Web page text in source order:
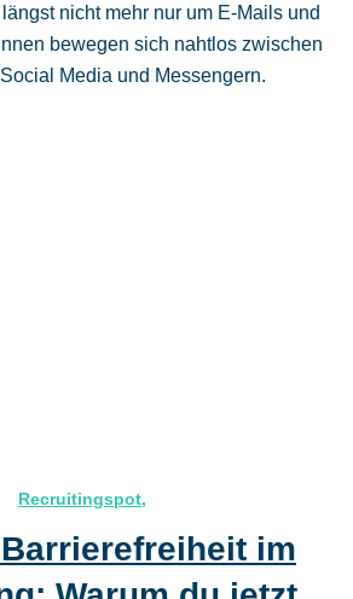
nicht mehr nur um E‑Mails und
bewegen sich nahtlos zwischen
Media und Messengern.
Recruitingspot,
im